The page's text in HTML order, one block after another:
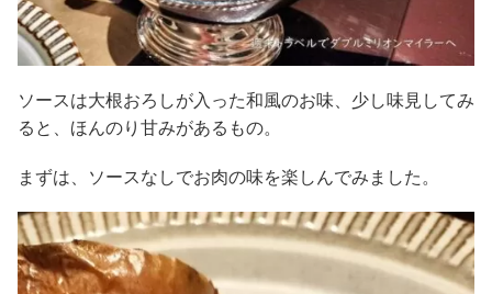
ソースは大根おろしが入った和風のお味、少し味見してみ
ると、ほんのり甘みがあるもの。
まずは、ソースなしでお肉の味を楽しんでみました。